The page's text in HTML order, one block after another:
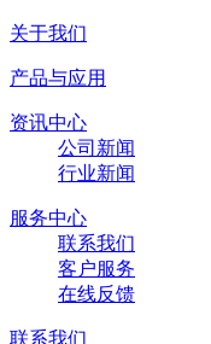
关于我们
产品与应用
资讯中心
公司新闻
行业新闻
服务中心
联系我们
客户服务
在线反馈
联系我们